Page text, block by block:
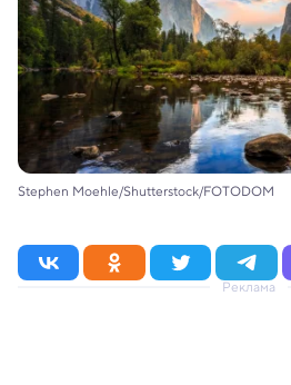
Stephen Moehle/Shutterstock/FOTODOM
Реклама